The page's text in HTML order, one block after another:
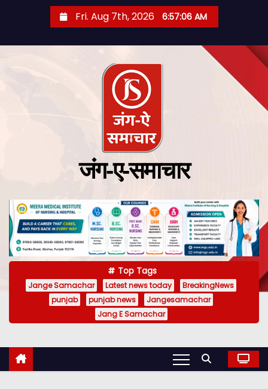
Fri. Aug 7th, 2026 6:57:07 AM
जंग-ए-समाचार
Top Tags
Jange Samachar Latest news today
BreakingNews
punjab
punjab news
Jangesamachar
Jang E Samachar